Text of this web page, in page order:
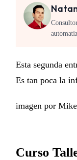
Esta segunda
Es tan poca la
imagen por
Curso